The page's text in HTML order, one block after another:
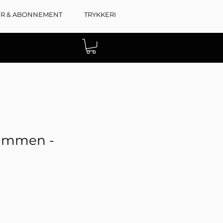
& ABONNEMENT TRYKKERI
-